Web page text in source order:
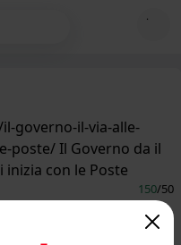
governo-il-via-alle-
poste/ Il Governo da il
inizia con le Poste
150/50
alle privatizzazioni: